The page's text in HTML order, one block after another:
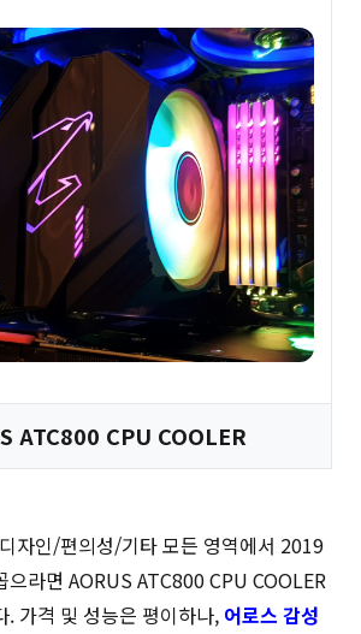
ATC800 CPU COOLER
자인/편의성/기타 모든 영역에서 2019
으라면 AORUS ATC800 CPU COOLER
. 가격 및 성능은 평이하나, 어로스 감성